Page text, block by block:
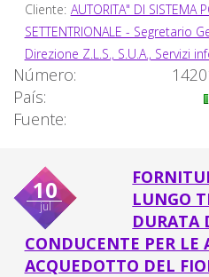
Cliente: AUTORITA" DI SISTEMA
SETTENTRIONALE - Segretario
Direzione Z.L.S., S.U.A., Servizi
Número:
País:
Fuente:
10
jul
LUNGO
DURATA
CONDUCENTE PER LE
ACQUEDOTTO DEL